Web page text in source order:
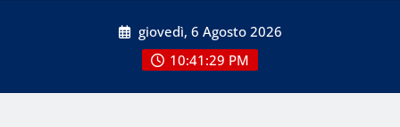
giovedì, 6 Agosto 2026
10:41:32 PM